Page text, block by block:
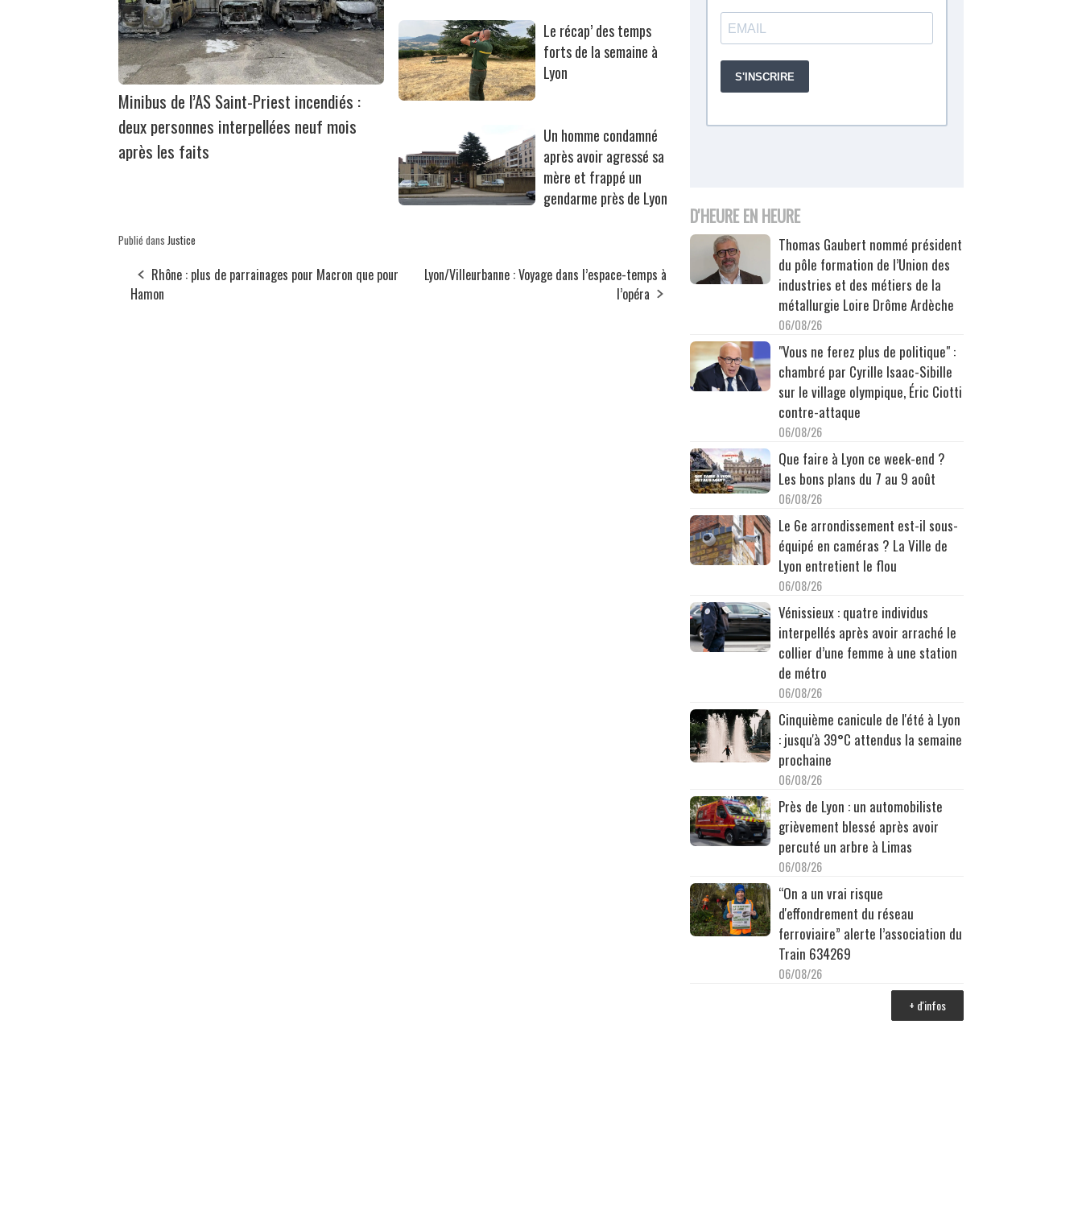
Minibus de l’AS Saint-Priest incendiés :
deux personnes interpellées neuf mois
après les faits
Le récap’ des temps
forts de la semaine à
Lyon
Un homme condamné
après avoir agressé sa
mère et frappé un
gendarme près de Lyon
Publié dans Justice
Rhône : plus de parrainages pour Macron que pour
Hamon
Lyon/Villeurbanne : Voyage dans l’espace-temps à
l’opéra
D'HEURE EN HEURE
Thomas Gaubert nommé président
du pôle formation de l’Union des
industries et des métiers de la
métallurgie Loire Drôme Ardèche
06/08/26
"Vous ne ferez plus de politique" :
chambré par Cyrille Isaac-Sibille
sur le village olympique, Éric Ciotti
contre-attaque
06/08/26
Que faire à Lyon ce week-end ?
Les bons plans du 7 au 9 août
06/08/26
Le 6e arrondissement est-il sous-
équipé en caméras ? La Ville de
Lyon entretient le flou
06/08/26
Vénissieux : quatre individus
interpellés après avoir arraché le
collier d’une femme à une station
de métro
06/08/26
Cinquième canicule de l'été à Lyon
: jusqu'à 39°C attendus la semaine
prochaine
06/08/26
Près de Lyon : un automobiliste
grièvement blessé après avoir
percuté un arbre à Limas
06/08/26
“On a un vrai risque
d'effondrement du réseau
ferroviaire” alerte l’association du
Train 634269
06/08/26
+ d'infos